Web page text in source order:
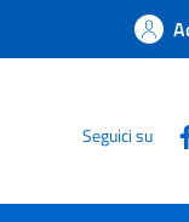
Seguici su